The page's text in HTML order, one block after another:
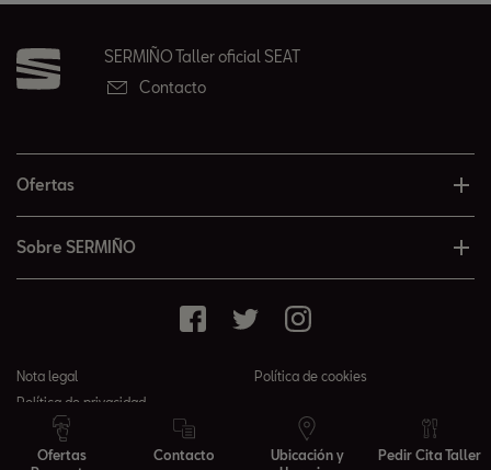
SERMIÑO Taller oficial SEAT
Contacto
Ofertas
Sobre SERMIÑO
Nota legal
Política de cookies
Política de privacidad
© 2026 SERMIÑO todos los derechos reservados
Ofertas
Contacto
Ubicación y
Pedir Cita Taller